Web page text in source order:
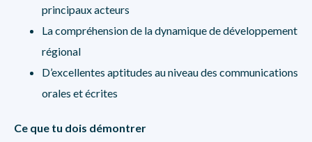
principaux acteurs
La compréhension de la dynamique de développement
régional
D’excellentes aptitudes au niveau des communications
orales et écrites
Ce que tu dois démontrer